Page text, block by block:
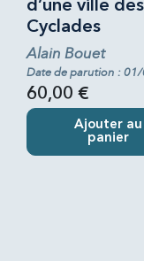
d’une ville des
Cyclades
Alain Bouet
Date de parution :
60,00 €
Ajouter au
panier